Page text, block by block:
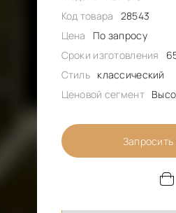
Код товара
28543
Цена
По запросу
Сроки изготовления
Стиль классический
Ценовой сегмент
Запросить